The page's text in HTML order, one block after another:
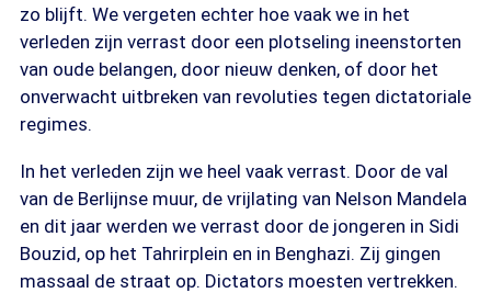
zo blijft. We vergeten echter hoe vaak we in het
verleden zijn verrast door een plotseling ineenstorten
van oude belangen, door nieuw denken, of door het
onverwacht uitbreken van revoluties tegen dictatoriale
regimes.
In het verleden zijn we heel vaak verrast. Door de val
van de Berlijnse muur, de vrijlating van Nelson Mandela
en dit jaar werden we verrast door de jongeren in Sidi
Bouzid, op het Tahrirplein en in Benghazi. Zij gingen
massaal de straat op. Dictators moesten vertrekken.